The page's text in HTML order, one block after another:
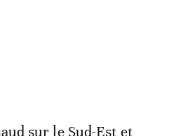
sur le Sud-Est et